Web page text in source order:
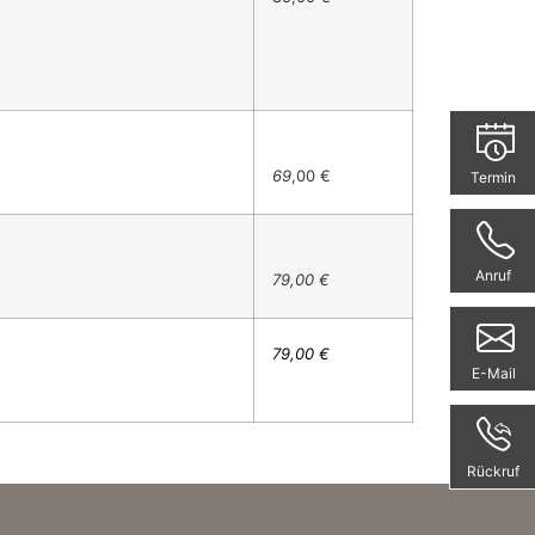
69,00 €
79,00 €
79,00 €
Termin
Anruf
E-Mail
Rückruf